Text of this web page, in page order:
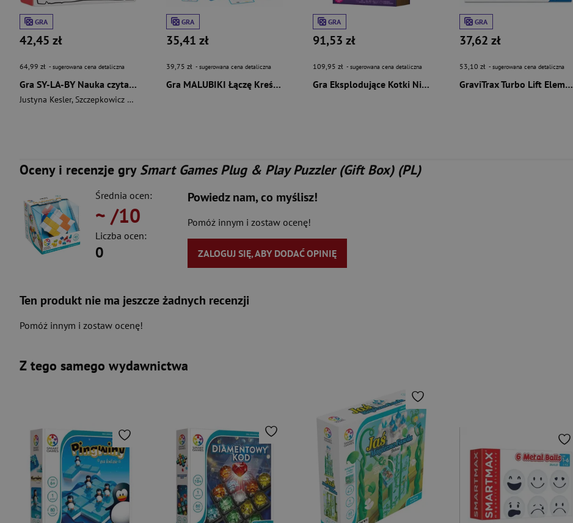
GRA
42,45 zł
64,99 zł - sugerowana cena detaliczna
Gra SY-LA-BY Nauka czytania Zzz: zagraj-zrozum-zapamiętaj
Justyna Kesler, Szczepkowicz Małgorzata
GRA
35,41 zł
39,75 zł - sugerowana cena detaliczna
Gra MALUBIKI Łączę Kreślę Obserwuję
GRA
91,53 zł
109,95 zł - sugerowana cena detaliczna
Gra Eksplodujące Kotki Niech cię kłaczek!
GRA
37,62 zł
53,10 zł - sugerowana cena detaliczna
GraviTrax Turbo Lift Element
Oceny i recenzje gry Smart Games Plug & Play Puzzler (Gift Box) (PL)
Średnia ocen:
~ /10
Liczba ocen:
0
Powiedz nam, co myślisz!
Pomóż innym i zostaw ocenę!
ZALOGUJ SIĘ, ABY DODAĆ OPINIĘ
Ten produkt nie ma jeszcze żadnych recenzji
Pomóż innym i zostaw ocenę!
Z tego samego wydawnictwa